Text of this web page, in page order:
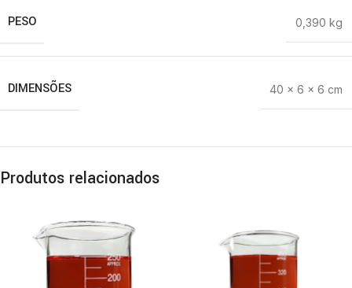
PESO 0,390 kg
DIMENSÕES 40 × 6 × 6 cm
Produtos relacionados